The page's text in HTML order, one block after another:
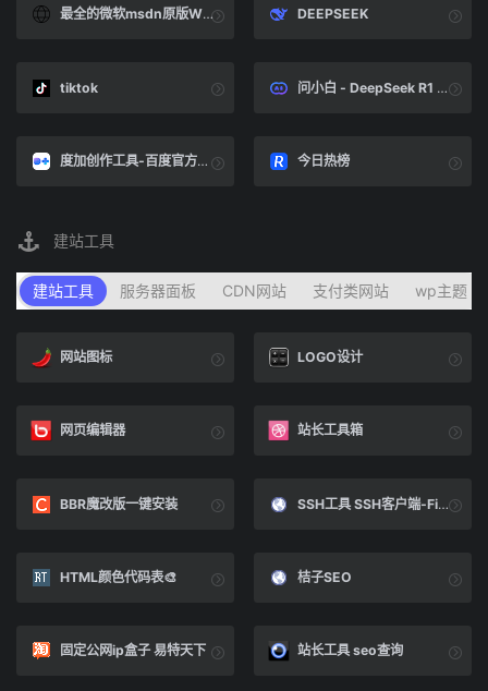
最全的微软msdn原版Windows系统镜像和Office Visio Project下载地址集锦-网络教程与技术-亦是美网络 DEEPSEEK
tiktok 问小白 - DeepSeek R1 模型上线
度加创作工具-百度官方出品-人人可用的AIGC创作平台-一站式聚合百度AIGC能力 今日热榜
建站工具
建站工具 服务器面板 CDN网站 支付类网站 wp主题
网站图标 LOGO设计
网页编辑器 站长工具箱
BBR魔改版一键安装 SSH工具 SSH客户端-FinalShell
HTML颜色代码表🎨 桔子SEO
固定公网ip盒子 易特天下 站长工具 seo查询